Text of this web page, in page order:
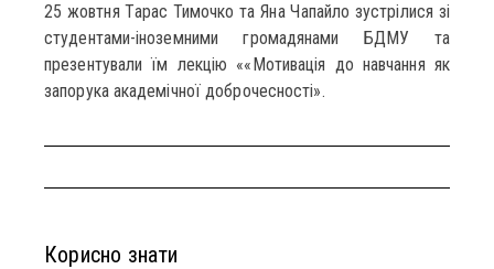
25 жовтня Тарас Тимочко та Яна Чапайло зустрілися зі
студентами-іноземними громадянами БДМУ та
презентували їм лекцію ««Мотивація до навчання як
запорука академічної доброчесності».
Корисно знати